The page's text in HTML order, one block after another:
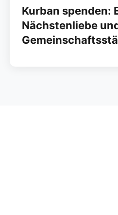
Kurban spenden:
Nächstenliebe